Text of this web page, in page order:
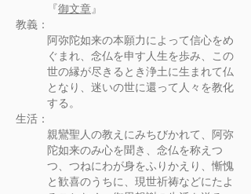
『御文章』
教義：
阿弥陀如来の本願力によって信心をめ
ぐまれ、念仏を申す人生を歩み、この
世の縁が尽きるとき浄土に生まれて仏
となり、迷いの世に還って人々を教化
する。
生活：
親鸞聖人の教えにみちびかれて、阿弥
陀如来のみ心を聞き、念仏を称えつ
つ、つねにわが身をふりかえり、慚愧
と歓喜のうちに、現世祈祷などにたよ